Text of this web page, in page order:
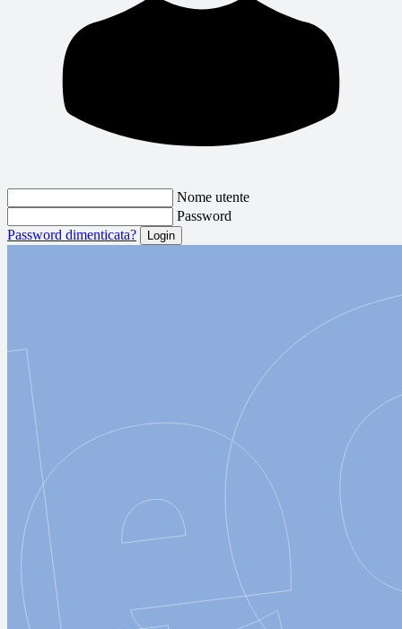
Nome utente
Password
Password dimenticata?